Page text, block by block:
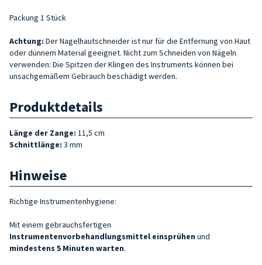
Packung 1 Stück
Achtung: Der Nagelhautschneider ist nur für die Entfernung von Haut
oder dünnem Material geeignet. Nicht zum Schneiden von Nägeln
verwenden: Die Spitzen der Klingen des Instruments können bei
unsachgemäßem Gebrauch beschädigt werden.
Produktdetails
Länge der Zange: 11,5 cm
Schnittlänge: 3 mm
Hinweise
Richtige Instrumentenhygiene:
Mit einem gebrauchsfertigen
Instrumentenvorbehandlungsmittel einsprühen und
mindestens 5 Minuten warten.